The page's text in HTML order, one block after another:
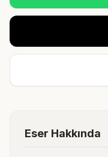
Eser Hakkında